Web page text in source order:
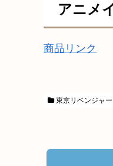
アニメ
商品リンク
東京リベンジャ